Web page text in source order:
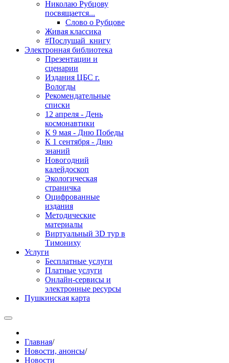
Николаю Рубцову
посвящается...
Слово о Рубцове
Живая классика
#Послушай_книгу
Электронная библиотека
Презентации и
сценарии
Издания ЦБС г.
Вологды
Рекомендательные
списки
12 апреля - День
космонавтики
К 9 мая - Дню Победы
К 1 сентября - Дню
знаний
Новогодний
калейдоскоп
Экологическая
страничка
Оцифрованные
издания
Методические
материалы
Виртуальный 3D тур в
Тимониху
Услуги
Бесплатные услуги
Платные услуги
Онлайн-сервисы и
электронные ресурсы
Пушкинская карта
Главная/
Новости, анонсы/
Новости